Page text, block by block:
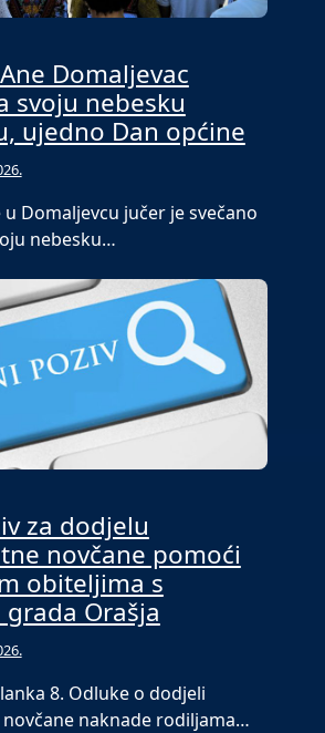
Domaljevac
svoju nebesku
ujedno Dan općine
u Domaljevcu jučer je svečano
nebesku…
za dodjelu
novčane pomoći
obiteljima s
Orašja
8. Odluke o dodjeli
naknade rodiljama…